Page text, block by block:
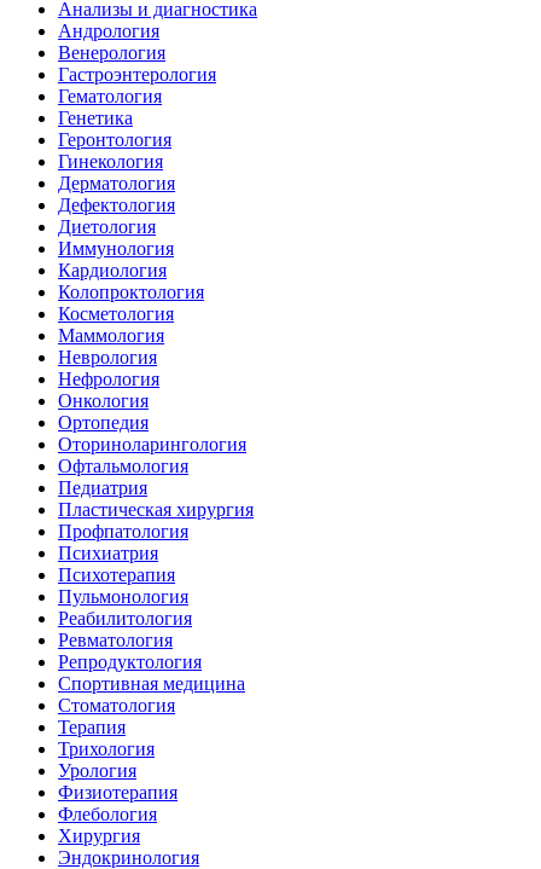
Анализы и диагностика
Андрология
Венерология
Гастроэнтерология
Гематология
Генетика
Геронтология
Гинекология
Дерматология
Дефектология
Диетология
Иммунология
Кардиология
Колопроктология
Косметология
Маммология
Неврология
Нефрология
Онкология
Ортопедия
Оториноларингология
Офтальмология
Педиатрия
Пластическая хирургия
Профпатология
Психиатрия
Психотерапия
Пульмонология
Реабилитология
Ревматология
Репродуктология
Спортивная медицина
Стоматология
Терапия
Трихология
Урология
Физиотерапия
Флебология
Хирургия
Эндокринология